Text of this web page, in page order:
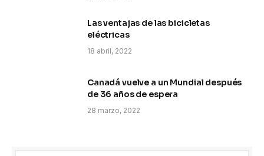
Las ventajas de las bicicletas
eléctricas
18 abril, 2022
Canadá vuelve a un Mundial después
de 36 años de espera
28 marzo, 2022